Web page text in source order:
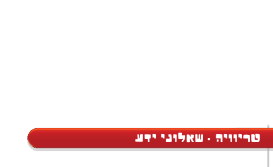
טריוויה • שאלוני ידע